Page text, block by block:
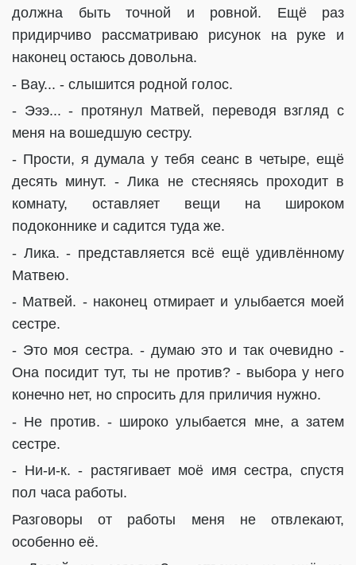
должна быть точной и ровной. Ещё раз
придирчиво рассматриваю рисунок на руке и
наконец остаюсь довольна.
- Вау... - слышится родной голос.
- Эээ... - протянул Матвей, переводя взгляд с
меня на вошедшую сестру.
- Прости, я думала у тебя сеанс в четыре, ещё
десять минут. - Лика не стесняясь проходит в
комнату, оставляет вещи на широком
подоконнике и садится туда же.
- Лика. - представляется всё ещё удивлённому
Матвею.
- Матвей. - наконец отмирает и улыбается моей
сестре.
- Это моя сестра. - думаю это и так очевидно -
Она посидит тут, ты не против? - выбора у него
конечно нет, но спросить для приличия нужно.
- Не против. - широко улыбается мне, а затем
сестре.
- Ни-и-к. - растягивает моё имя сестра, спустя
пол часа работы.
Разговоры от работы меня не отвлекают,
особенно её.